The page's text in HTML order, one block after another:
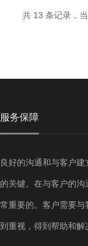
共 13 条记录，
服务保障
良好的沟通和与客户
的关键。在与客户的
常重要的。客户需要
到重视，得到帮助和解